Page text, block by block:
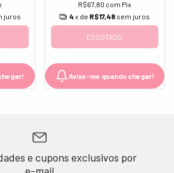
juros
R$67,80 com Pix
4 x de R$17,48 sem juros
ESGOTADO
Avise-me quando chegar!
e cupons exclusivos por